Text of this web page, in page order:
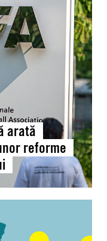
arată
reforme